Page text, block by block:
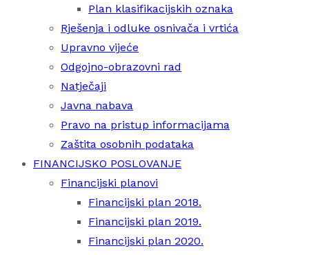
Plan klasifikacijskih oznaka
Rješenja i odluke osnivača i vrtića
Upravno vijeće
Odgojno-obrazovni rad
Natječaji
Javna nabava
Pravo na pristup informacijama
Zaštita osobnih podataka
FINANCIJSKO POSLOVANJE
Financijski planovi
Financijski plan 2018.
Financijski plan 2019.
Financijski plan 2020.